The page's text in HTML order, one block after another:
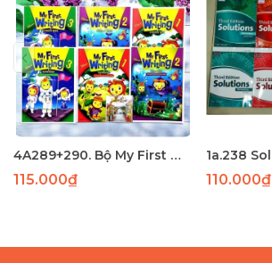
4A289+290. Bộ My First Writing 2 ( SB + WB) - LASER
115.000₫ 110.000₫